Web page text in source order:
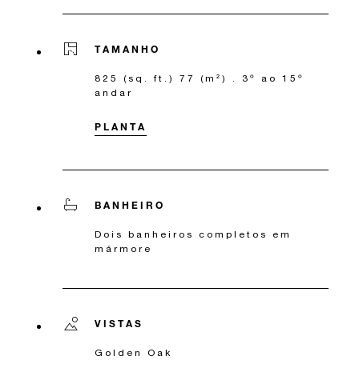
TAMANHO
825 (sq. ft.) 77 (m²) . 3º ao 15º
andar
PLANTA
BANHEIRO
Dois banheiros completos em
mármore
VISTAS
Golden Oak